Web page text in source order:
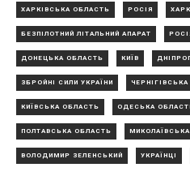
ХАРКІВСЬКА ОБЛАСТЬ РОСІЯ
БЕЗПІЛОТНИЙ ЛІТАЛЬНИЙ АПАРАТ
ДОНЕЦЬКА ОБЛАСТЬ КИЇВ
ЗБРОЙНІ СИЛИ УКРАЇНИ
КИЇВСЬКА ОБЛАСТЬ ОДЕСЬКА
ПОЛТАВСЬКА ОБЛАСТЬ
ВОЛОДИМИР ЗЕЛЕНСЬКИЙ УКРАЇНЦІ